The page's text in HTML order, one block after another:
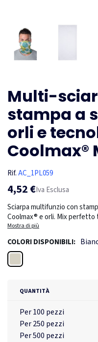
Multi-
stampa a
orli e
Coolmax®
Rif.AC_1PL059
4,52 €Iva Esclusa
Sciarpa multifunzio con
Coolmax® e orli. Mix
sciarpa multipla è dotata di
assorbire l'umidità e
allenamenti intensi o le
sublimazione consente una
struttura versatile permette
perfetta per le attività
quotidiano.
Mostra di più
COLORI DISPONIBILI:
QUANTITÀ
Per 100 pezzi
Per 250 pezzi
Per 500 pezzi